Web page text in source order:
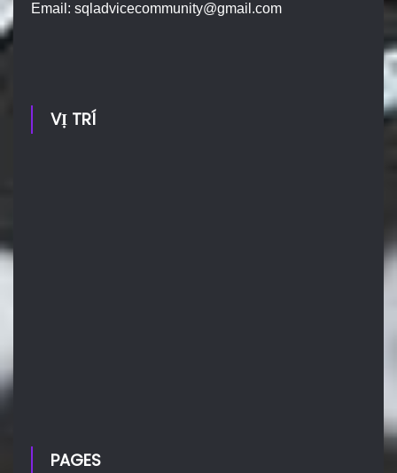
Email:sqladvicecommunity@gmail.com
VỊ TRÍ
PAGES